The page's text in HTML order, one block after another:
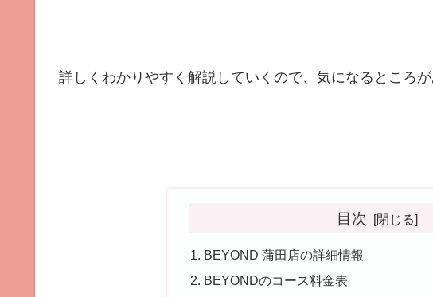
詳しくわかりやすく解説していくので、気になるところ
目次
BEYOND 蒲田店の詳細情報
BEYONDのコース料金表